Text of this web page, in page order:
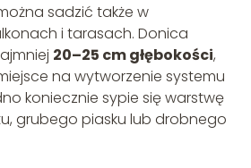
sadzić także w
i tarasach. Donica
20–25 cm głębokości,
na wytworzenie systemu
koniecznie sypie się warstwę
grubego piasku lub drobnego